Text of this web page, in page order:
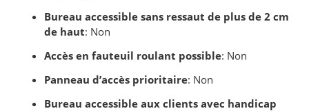
Bureau accessible sans ressaut de plus de 2 cm
de haut: Non
Accès en fauteuil roulant possible: Non
Panneau d’accès prioritaire: Non
Bureau accessible aux clients avec handicap